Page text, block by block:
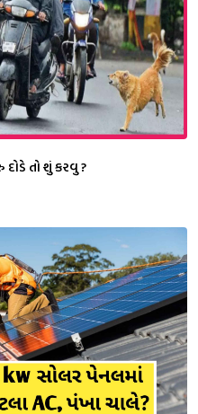
તો શું કરવુ ?